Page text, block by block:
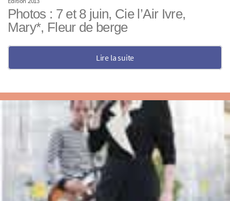
Photos : 7 et 8 juin, Cie l’Air Ivre,
Mary*, Fleur de berge
Lire la suite